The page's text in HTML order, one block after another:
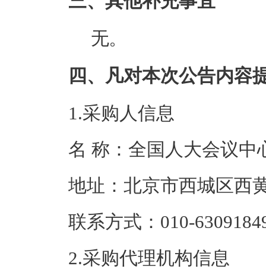
无。
四、凡对本次公告内容
1.采购人信息
名 称：全国人
地址：北京市
联系方式：
2.采购代理机构信息